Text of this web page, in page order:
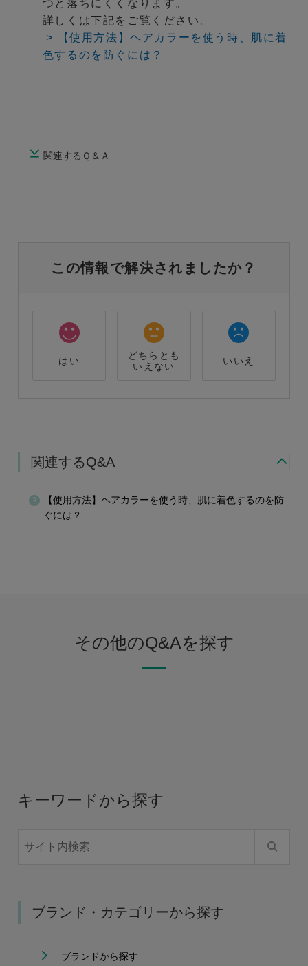
つと落ちにくくなります。
詳しくは下記をご覧ください。
> 【使用方法】ヘアカラーを使う時、肌に着
色するのを防ぐには？
関連するＱ＆Ａ
この情報で解決されましたか？
はい
どちらとも
いえない
いいえ
関連するQ&A
【使用方法】ヘアカラーを使う時、肌に着色するのを防
ぐには？
その他のQ&Aを探す
キーワードから探す
ブランド・カテゴリーから探す
ブランドから探す